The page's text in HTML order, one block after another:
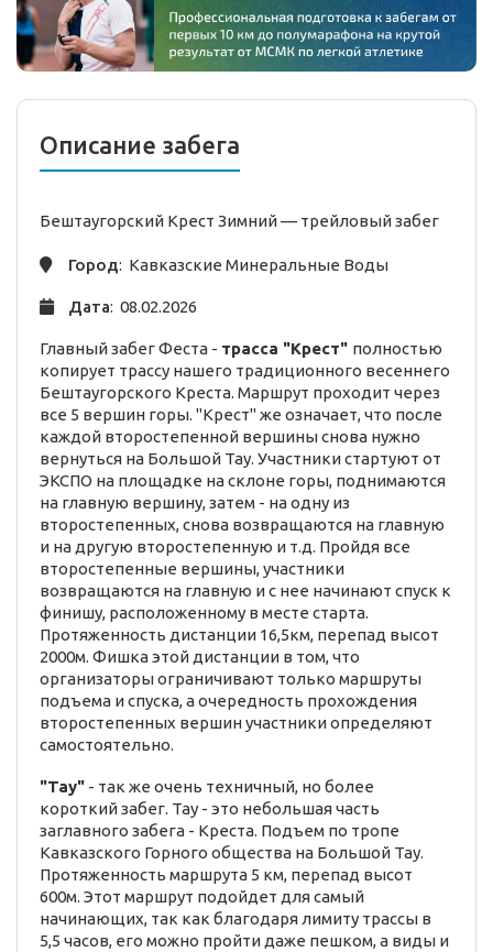
Описание забега
Бештаугорский Крест Зимний — трейловыйзабег
Город: Кавказские Минеральные Воды
Дата: 08.02.2026
Главный забег Феста - трасса "Крест" полностью
копирует трассу нашего традиционного весеннего
Бештаугорского Креста. Маршрут проходит через
все 5 вершин горы. "Крест" же означает, что после
каждой второстепенной вершины снова нужно
вернуться на Большой Тау. Участники стартуют от
ЭКСПО на площадке на склоне горы, поднимаются
на главную вершину, затем - на одну из
второстепенных, снова возвращаются на главную
и на другую второстепенную и т.д. Пройдя все
второстепенные вершины, участники
возвращаются на главную и с нее начинают спуск к
финишу, расположенному в месте старта.
Протяженность дистанции 16,5км, перепад высот
2000м. Фишка этой дистанции в том, что
организаторы ограничивают только маршруты
подъема и спуска, а очередность прохождения
второстепенных вершин участники определяют
самостоятельно.
"Тау" - так же очень техничный, но более
короткий забег. Тау - это небольшая часть
заглавного забега - Креста. Подъем по тропе
Кавказского Горного общества на Большой Тау.
Протяженность маршрута 5 км, перепад высот
600м. Этот маршрут подойдет для самый
начинающих, так как благодаря лимиту трассы в
5,5 часов, его можно пройти даже пешком, а виды и